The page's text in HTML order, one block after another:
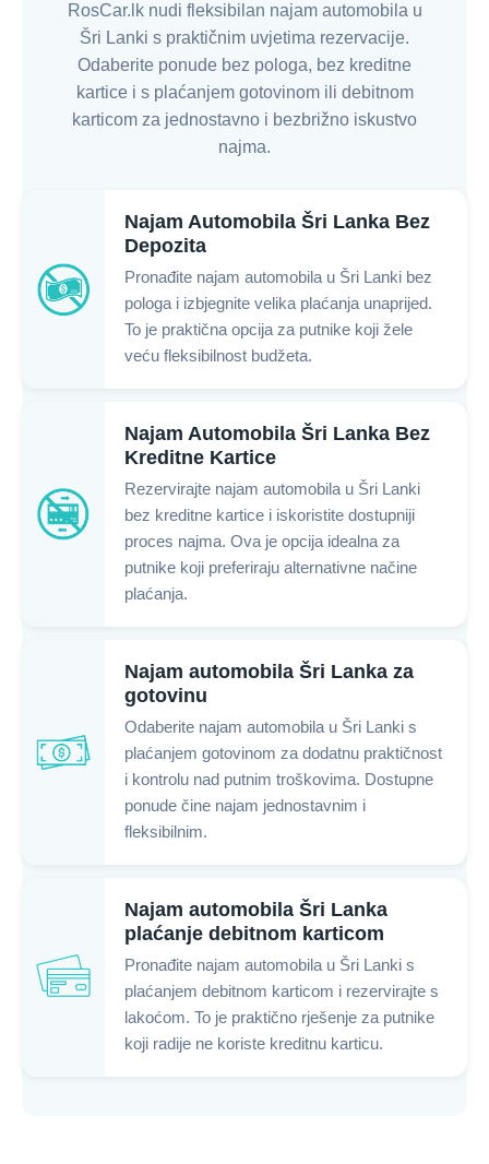
RosCar.lk nudi fleksibilan najam automobila u
Šri Lanki s praktičnim uvjetima rezervacije.
Odaberite ponude bez pologa, bez kreditne
kartice i s plaćanjem gotovinom ili debitnom
karticom za jednostavno i bezbrižno iskustvo
najma.
Najam Automobila Šri Lanka Bez
Depozita
Pronađite najam automobila u Šri Lanki bez
pologa i izbjegnite velika plaćanja unaprijed.
To je praktična opcija za putnike koji žele
veću fleksibilnost budžeta.
Najam Automobila Šri Lanka Bez
Kreditne Kartice
Rezervirajte najam automobila u Šri Lanki
bez kreditne kartice i iskoristite dostupniji
proces najma. Ova je opcija idealna za
putnike koji preferiraju alternativne načine
plaćanja.
Najam automobila Šri Lanka za
gotovinu
Odaberite najam automobila u Šri Lanki s
plaćanjem gotovinom za dodatnu praktičnost
i kontrolu nad putnim troškovima. Dostupne
ponude čine najam jednostavnim i
fleksibilnim.
Najam automobila Šri Lanka
plaćanje debitnom karticom
Pronađite najam automobila u Šri Lanki s
plaćanjem debitnom karticom i rezervirajte s
lakoćom. To je praktično rješenje za putnike
koji radije ne koriste kreditnu karticu.